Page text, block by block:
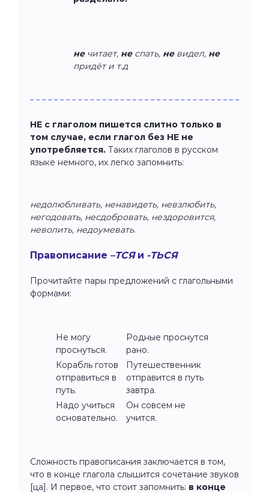
нечитает, неспать, невидел, не
придёт и т.д
НЕ с глаголом пишется слитно только в
том случае, если глагол без НЕ не
употребляется. Таких глаголов в русском
языке немного, их легко запомнить:
недолюбливать, ненавидеть, невзлюбить,
негодовать, несдобровать, нездоровится,
неволить, недоумевать.
Правописание –ТСЯ и -ТЬСЯ
Прочитайте пары предложений с глагольными
формами:
Не могу
проснуться.
Родные проснутся
рано.
Корабль готов
отправиться в
путь.
Путешественник
отправится в путь
завтра.
Надо учиться
основательно.
Он совсем не
учится.
Сложность правописания заключается в том,
что в конце глагола слышится сочетание звуков
[ца]. И первое, что стоит запомнить: в конце